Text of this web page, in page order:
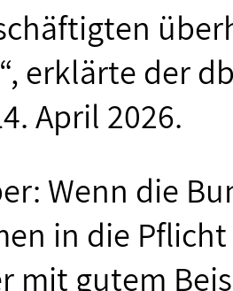
erklärte der
April 2026.
Wenn die
in die
mit gutem